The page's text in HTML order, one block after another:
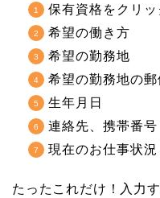
保有資格をクリッ
希望の働き方
希望の勤務地
希望の勤務地の郵
生年月日
連絡先、携帯番
現在のお仕事状況
たったこれだけ！入力